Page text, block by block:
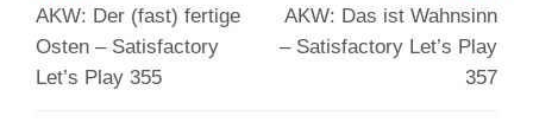
Vorheriger
Beitrag:
AKW: Der (fast) fertige
Osten – Satisfactory
Let’s Play 355
Nächster
Beitrag:
AKW: Das ist Wahnsinn
– Satisfactory Let’s Play
357